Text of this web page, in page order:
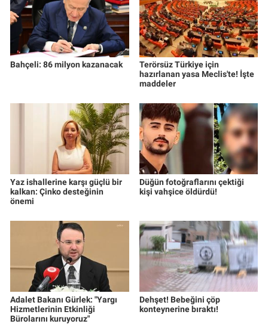
Bahçeli: 86 milyon kazanacak
Terörsüz Türkiye için
hazırlanan yasa Meclis'te! İşte
maddeler
Yaz ishallerine karşı güçlü bir
kalkan: Çinko desteğinin
önemi
Düğün fotoğraflarını çektiği
kişi vahşice öldürdü!
Adalet Bakanı Gürlek: "Yargı
Hizmetlerinin Etkinliği
Bürolarını kuruyoruz"
Dehşet! Bebeğini çöp
konteynerine bıraktı!